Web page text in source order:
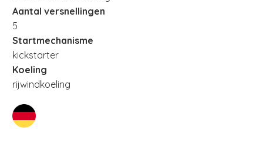
Aantal versnellingen
5
Startmechanisme
kickstarter
Koeling
rijwindkoeling